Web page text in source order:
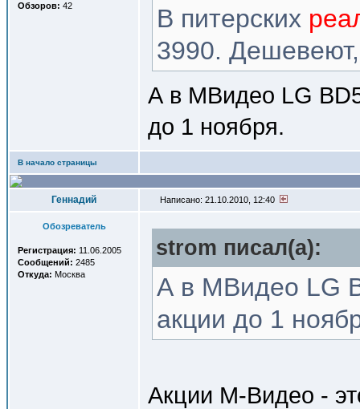
Обзоров: 42 В питерских
3990.
А в МВидео LG
до 1 ноября.
В начало страницы
Геннадий Написано: 21.10.2010, 12:40
Обозреватель
Регистрация: 11.06.2005
Сообщений: 2485
Откуда: Москва
strom писал(a):
А в МВидео LG
акции до 1
Акции М-Видео -